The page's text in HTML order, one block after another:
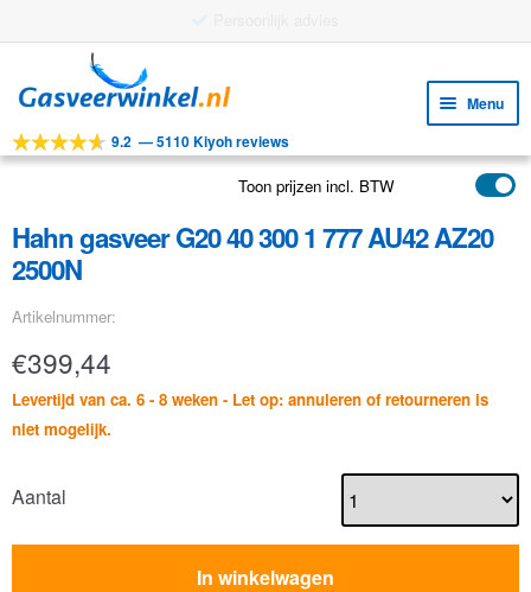
door
navigatie
naar
inhoud
Menu
Tools
Toepassingen
9.2 —5110 Kiyoh reviews
Toon prijzen incl. BTW
Hahn gasveer G20 40 300 1 777 AU42 AZ20
2500N
Artikelnummer:
€399,44
Levertijd van ca. 6 - 8 weken - Let op: annuleren of retourneren is
niet mogelijk.
Aantal
In winkelwagen